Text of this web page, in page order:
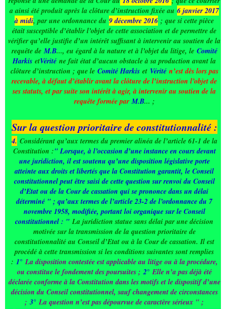
a ainsi été produit après la clôture d’instruction fixée au 6 janvier 2017
à midi, par une ordonnance du 9 décembre 2016 ; que si cette pièce
était susceptible d’établir l’objet de cette association et de permettre de
vérifier qu’elle justifie d’un intérêt suffisant à intervenir au soutien de la
requête deM.B..., eu égard à la nature et à l’objet du litige, le Comité
Harkis etVérité ne fait état d’aucun obstacle à sa production avant la
clôture d’instruction ; que le Comité Harkis etVérité n’est dès lors pas
recevable, à défaut d’établir avant la clôture de l’instruction l’objet de
ses statuts, et par suite son intérêt à agir, à intervenir au soutien de la
requête formée parM.B... ;
Sur la question prioritaire de constitutionnalité :
4. Considérant qu’aux termes du premier alinéa de l’article 61-1 de la
Constitution :" Lorsque, à l’occasion d’une instance en cours devant
une juridiction, il est soutenu qu’une disposition législative porte
atteinte aux droits et libertés que la Constitution garantit, le Conseil
constitutionnel peut être saisi de cette question sur renvoi du Conseil
d’Etat ou de la Cour de cassation qui se prononce dans un délai
déterminé " ; qu’aux termes de l’article 23-2 de l’ordonnance du 7
novembre 1958, modifiée, portant loi organique sur le Conseil
constitutionnel : " La juridiction statue sans délai par une décision
motivée sur la transmission de la question prioritaire de
constitutionnalité au Conseil d’Etat ou à la Cour de cassation. Il est
procédé à cette transmission si les conditions suivantes sont remplies
: 1° La disposition contestée est applicable au litige ou à la procédure,
ou constitue le fondement des poursuites ;2° Elle n’a pas déjà été
déclarée conforme à la Constitution dans les motifs et le dispositif d’une
décision du Conseil constitutionnel, sauf changement de circonstances
; 3° La question n’est pas dépourvue de caractère sérieux " ;